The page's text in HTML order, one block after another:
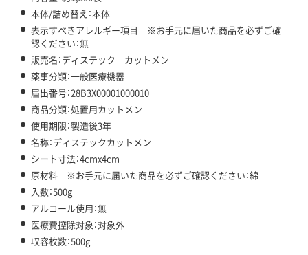
本体/詰め替え：本体
表示すべきアレルギー項目 ※お手元に届いた商品を必ずご確
認ください：無
販売名：ディステック カットメン
薬事分類：一般医療機器
届出番号：28B3X00001000010
商品分類：処置用カットメン
使用期限：製造後3年
名称：ディステックカットメン
シート寸法：4cmx4cm
原材料 ※お手元に届いた商品を必ずご確認ください：綿
入数：500g
アルコール使用：無
医療費控除対象：対象外
収容枚数：500g